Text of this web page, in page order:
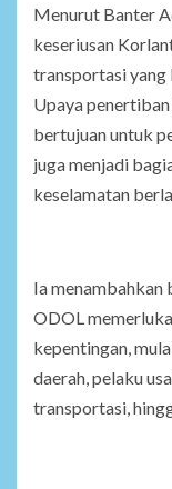
Menurut Banter
keseriusan
transportasi yang
Upaya
bertujuan untuk
juga menjadi
keselamatan
Ia menambahkan
ODOL
kepentingan,
daerah, pelaku
transportasi,